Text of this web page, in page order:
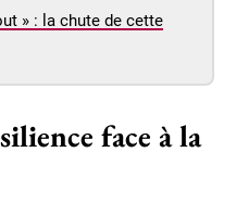
» : la chute de cette
face à la